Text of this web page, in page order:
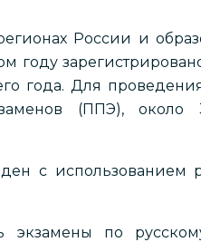
России и
году
года. Для
(ППЭ), около
с использованием
экзамены по